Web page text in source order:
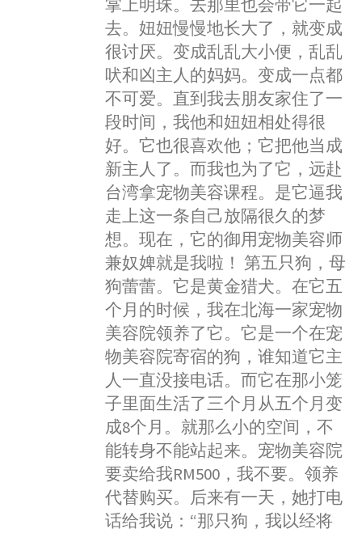
掌上明珠。去那里也会带它一起
去。妞妞慢慢地长大了，就变成
很讨厌。变成乱乱大小便，乱乱
吠和凶主人的妈妈。变成一点都
不可爱。直到我去朋友家住了一
段时间，我他和妞妞相处得很
好。它也很喜欢他；它把他当成
新主人了。而我也为了它，远赴
台湾拿宠物美容课程。是它逼我
走上这一条自己放隔很久的梦
想。现在，它的御用宠物美容师
兼奴婢就是我啦！ 第五只狗，母
狗蕾蕾。它是黄金猎犬。在它五
个月的时候，我在北海一家宠物
美容院领养了它。它是一个在宠
物美容院寄宿的狗，谁知道它主
人一直没接电话。而它在那小笼
子里面生活了三个月从五个月变
成8个月。就那么小的空间，不
能转身不能站起来。宠物美容院
要卖给我RM500，我不要。领养
代替购买。后来有一天，她打电
话给我说：“那只狗，我以经将